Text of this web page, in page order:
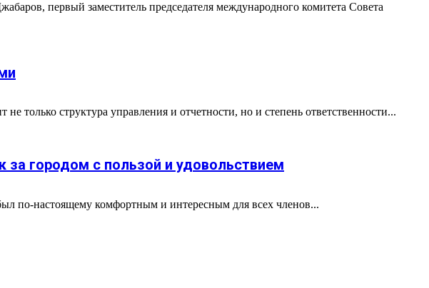
первый заместитель председателя международного комитета Совета
структура управления и отчетности, но и степень ответственности...
за городом с пользой и удовольствием
по-настоящему комфортным и интересным для всех членов...